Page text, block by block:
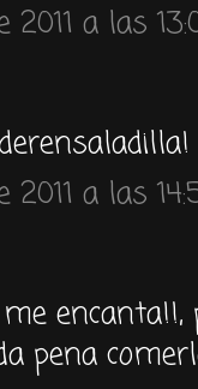
a las
a las
encanta!!,
pena